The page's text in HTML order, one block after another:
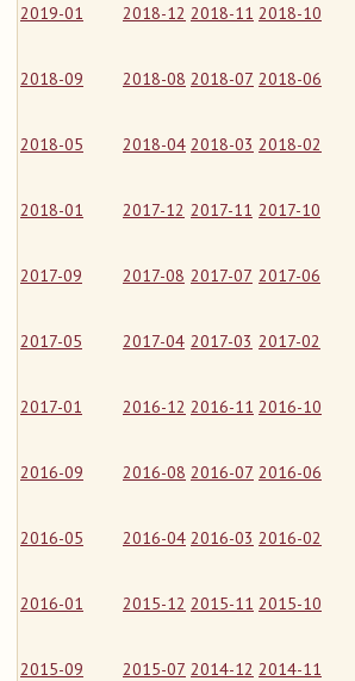
2019-01 2018-12 2018-11 2018-10
2018-09 2018-08 2018-07 2018-06
2018-05 2018-04 2018-03 2018-02
2018-01 2017-12 2017-11 2017-10
2017-09 2017-08 2017-07 2017-06
2017-05 2017-04 2017-03 2017-02
2017-01 2016-12 2016-11 2016-10
2016-09 2016-08 2016-07 2016-06
2016-05 2016-04 2016-03 2016-02
2016-01 2015-12 2015-11 2015-10
2015-09 2015-07 2014-12 2014-11